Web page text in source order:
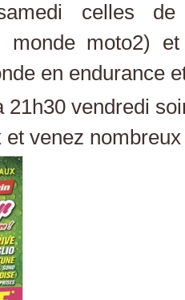
celles
monde moto2)
en endurance
21h30 vendredi
et venez